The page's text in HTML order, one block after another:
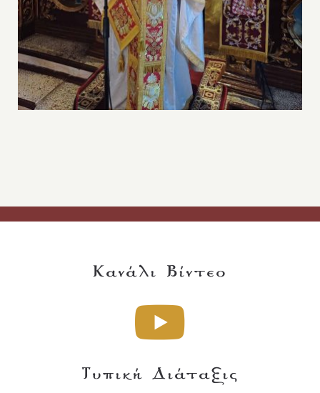
Κανάλι Βίντεο
Τυπική Διάταξις